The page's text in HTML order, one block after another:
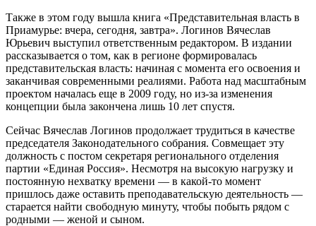
Также в этом году вышла книга «Представительная власть в
Приамурье: вчера, сегодня, завтра». Логинов Вячеслав
Юрьевич выступил ответственным редактором. В издании
рассказывается о том, как в регионе формировалась
представительская власть: начиная с момента его освоения и
заканчивая современными реалиями. Работа над масштабным
проектом началась еще в 2009 году, но из-за изменения
концепции была закончена лишь 10 лет спустя.
Сейчас Вячеслав Логинов продолжает трудиться в качестве
председателя Законодательного собрания. Совмещает эту
должность с постом секретаря регионального отделения
партии «Единая Россия». Несмотря на высокую нагрузку и
постоянную нехватку времени — в какой-то момент
пришлось даже оставить преподавательскую деятельность —
старается найти свободную минуту, чтобы побыть рядом с
родными — женой и сыном.